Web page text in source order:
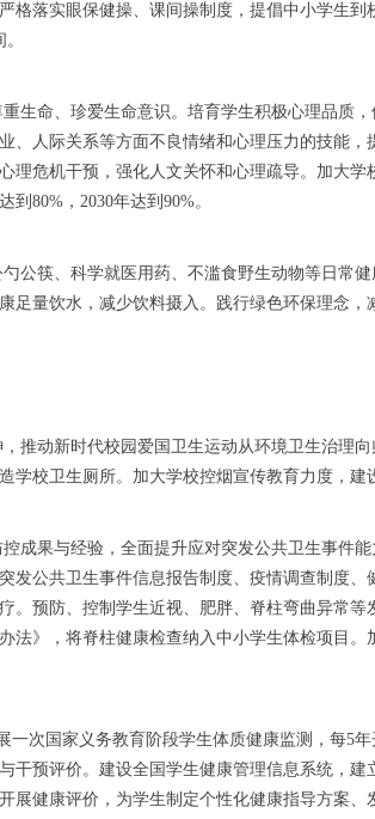
格落实眼保健操、课间操制度，提倡中小学生到
生命、珍爱生命意识。培育学生积极心理品质，
、人际关系等方面不良情绪和心理压力的技能，
理危机干预，强化人文关怀和心理疏导。加大学
80%，2030年达到90%。
公筷、科学就医用药、不滥食野生动物等日常
量饮水，减少饮料摄入。践行绿色环保理念，
推动新时代校园爱国卫生运动从环境卫生治理向
校卫生厕所。加大学校控烟宣传教育力度，建
成果与经验，全面提升应对突发公共卫生事件能
发公共卫生事件信息报告制度、疫情调查制度、
。预防、控制学生近视、肥胖、脊柱弯曲异常等
法》，将脊柱健康检查纳入中小学生体检项目。
次国家义务教育阶段学生体质健康监测，每5
干预评价。建设全国学生健康管理信息系统，建
展健康评价，为学生制定个性化健康指导方案、